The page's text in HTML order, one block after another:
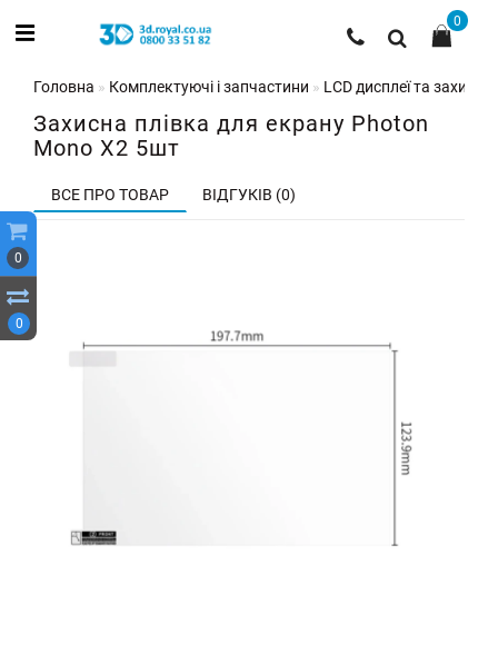
0
0
0
Головна Комплектуючі і запчастини LCD дисплеї та захисні
Захисна плівка для екрану Photon
Mono X2 5шт
ВСЕ ПРО ТОВАР ВІДГУКІВ (0)